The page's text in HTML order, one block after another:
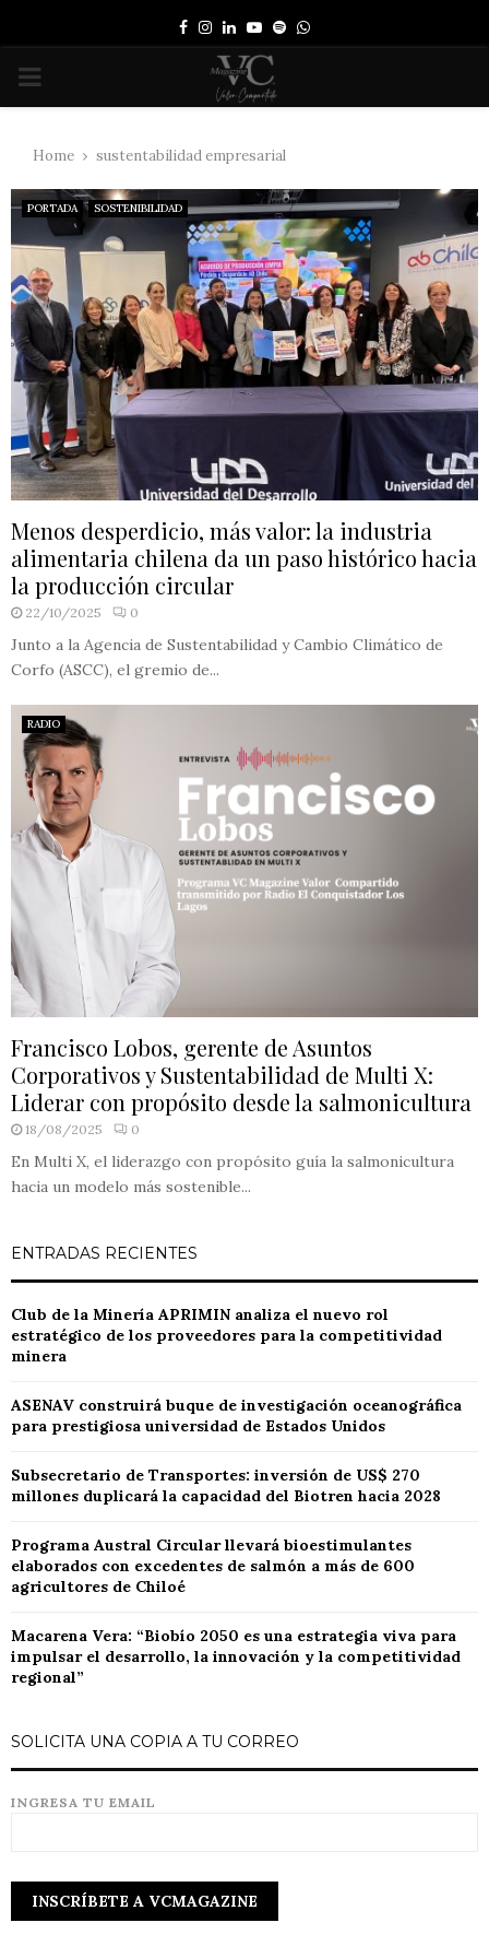
Facebook
Instagram
LinkedinYoutube
SpotifyWhatsapp
PRIMARY
Home sustentabilidad empresarial
PORTADA SOSTENIBILIDAD
Menos desperdicio, más valor: la industria
alimentaria chilena da un paso histórico hacia
la producción circular
22/10/2025 0
Junto a la Agencia de Sustentabilidad y Cambio Climático de
Corfo (ASCC), el gremio de...
RADIO
Francisco Lobos, gerente de Asuntos
Corporativos y Sustentabilidad de Multi X:
Liderar con propósito desde la salmonicultura
18/08/2025 0
En Multi X, el liderazgo con propósito guía la salmonicultura
hacia un modelo más sostenible...
ENTRADAS RECIENTES
Club de la Minería APRIMIN analiza el nuevo rol
estratégico de los proveedores para la competitividad
minera
ASENAV construirá buque de investigación oceanográfica
para prestigiosa universidad de Estados Unidos
Subsecretario de Transportes: inversión de US$ 270
millones duplicará la capacidad del Biotren hacia 2028
Programa Austral Circular llevará bioestimulantes
elaborados con excedentes de salmón a más de 600
agricultores de Chiloé
Macarena Vera: “Biobío 2050 es una estrategia viva para
impulsar el desarrollo, la innovación y la competitividad
regional”
SOLICITA UNA COPIA A TU CORREO
INGRESA TU EMAIL